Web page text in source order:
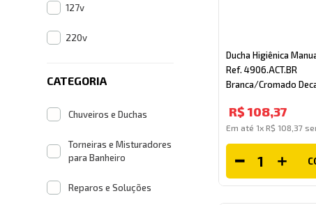
127v
220v
CATEGORIA
Chuveiros e Duchas
Torneiras e Misturadores
para Banheiro
Reparos e Soluções
Ducha Higiênica
Ref. 4906.ACT.BR
Branca/Cromado
R$ 108,37
Em até 1x R$ 108 37